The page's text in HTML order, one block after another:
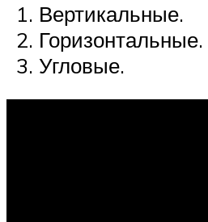
Вертикальные.
Горизонтальные.
Угловые.